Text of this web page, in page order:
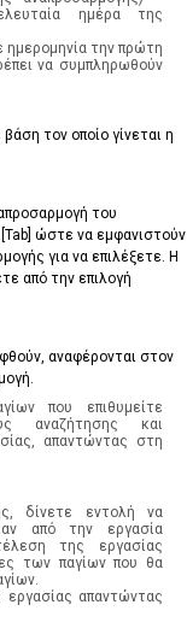
ημέρα της
ημερομηνία την πρώτη
να συμπληρωθούν
τον οποίο γίνεται η
του
ώστε να εμφανιστούν
για να επιλέξετε. Η
από την επιλογή
αναφέρονται στον
που επιθυμείτε
αναζήτησης και
απαντώντας στη
δίνετε εντολή να
από την εργασία
της εργασίας
των παγίων που θα
απαντώντας